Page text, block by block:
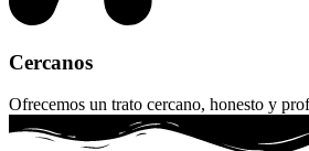
Cercanos
Ofrecemos un trato cercano, honesto y